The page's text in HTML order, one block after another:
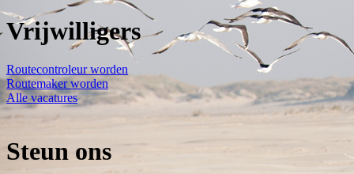
Vrijwilligers
Routecontroleur worden
Routemaker worden
Alle vacatures
Steun ons